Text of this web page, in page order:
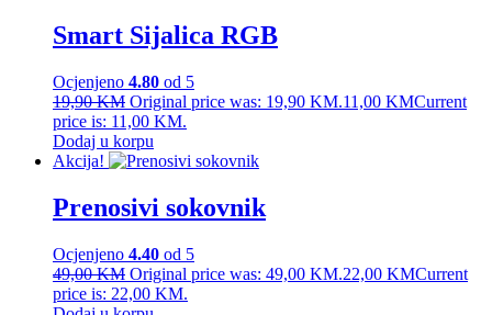
Smart Sijalica RGB
Ocjenjeno 4.80 od 5
19,90KM Original price was: 19,90 KM.11,00 KMCurrent
price is: 11,00 KM.
Dodaj u korpu
Akcija!
Prenosivi sokovnik
Ocjenjeno 4.40 od 5
49,00KM Original price was: 49,00 KM.22,00 KMCurrent
price is: 22,00 KM.